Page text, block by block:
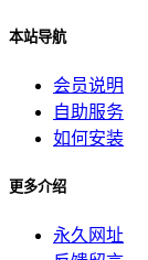
本站导航
会员说明
自助服务
如何安装
更多介绍
永久网址